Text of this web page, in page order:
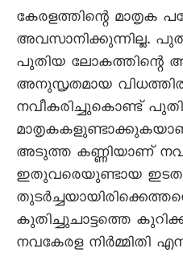
കേരളത്തിന്റെ മാതൃക
അവസാനിക്കുന്നില്ല.
പുതിയ ലോകത്തിന്റെ
അനുസൃതമായ വിധത്തിൽ
നവീകരിച്ചുകൊണ്ട്
അടുത്ത കണ്ണിയാണ്
ഇതുവരെയുണ്ടായ
കുതിച്ചുചാട്ടത്തെ
നവകേരള നിർമ്മിതി